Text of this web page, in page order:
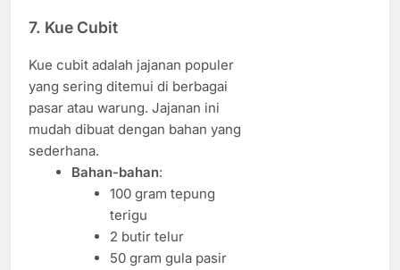
7. Kue Cubit
Kue cubit adalah jajanan populer
yang sering ditemui di berbagai
pasar atau warung. Jajanan ini
mudah dibuat dengan bahan yang
sederhana.
Bahan-bahan:
100 gram tepung
terigu
2 butir telur
50 gram gula pasir